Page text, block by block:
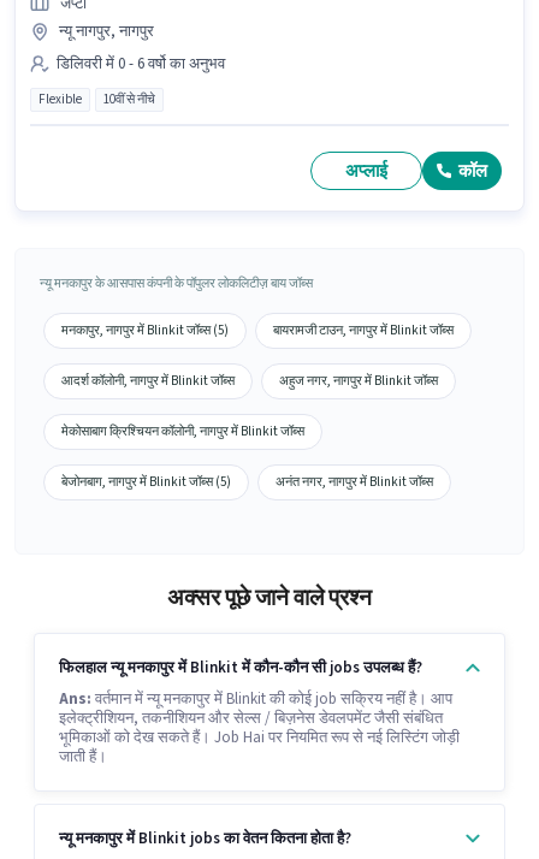
न्यू नागपुर, नागपुर
डिलिवरी में 0 - 6 वर्षो का अनुभव
Flexible 10वीं से नीचे
अप्लाई कॉल
न्यू मनकापुर के आसपास कंपनी के पॉपुलर लोकलिटीज़ बाय जॉब्स
मनकापुर, नागपुर में Blinkit जॉब्स (5) बायरामजी टाउन, नागपुर में Blinkit जॉब्स
आदर्श कॉलोनी, नागपुर में Blinkit जॉब्स अहुज नगर, नागपुर में Blinkit जॉब्स
मेकोसाबाग क्रिश्चियन कॉलोनी, नागपुर में Blinkit जॉब्स
बेजोनबाग, नागपुर में Blinkit जॉब्स (5) अनंत नगर, नागपुर में Blinkit जॉब्स
अक्सर पूछे जाने वाले प्रश्न
फिलहाल न्यू मनकापुर में Blinkit में कौन-कौन सी jobs उपलब्ध हैं?
Ans: वर्तमान में न्यू मनकापुर में Blinkit की कोई job सक्रिय नहीं है। आप
इलेक्ट्रीशियन, तकनीशियन और सेल्स / बिज़नेस डेवलपमेंट जैसी संबंधित
भूमिकाओं को देख सकते हैं। Job Hai पर नियमित रूप से नई लिस्टिंग जोड़ी
जाती हैं।
न्यू मनकापुर में Blinkit jobs का वेतन कितना होता है?